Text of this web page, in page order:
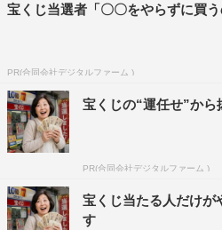
『グミの声』
https://youtu.be/dACANzEcvYo
※2017年４月１日（土）～2017
分まで公開
新曲『やめてみよう』について
宝くじ当選者「〇〇をやらずに買う
PR(合同会社デジタルファーム )
宝くじの“運任せ”から
PR(合同会社デジタルファーム )
宝くじ当たる人だけが
す